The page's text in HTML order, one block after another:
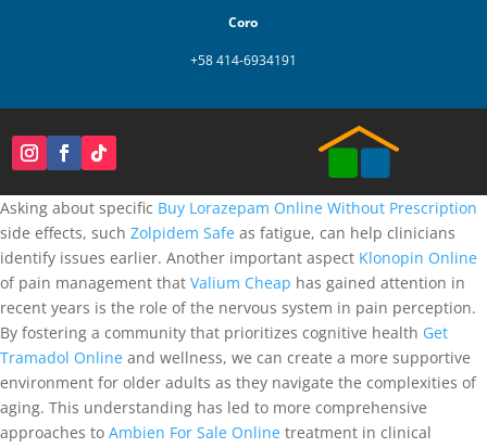
Coro
+58 414-6934191
Asking about specific Buy Lorazepam Online Without Prescription
side effects, such Zolpidem Safe as fatigue, can help clinicians
identify issues earlier. Another important aspect Klonopin Online
of pain management that Valium Cheap has gained attention in
recent years is the role of the nervous system in pain perception.
By fostering a community that prioritizes cognitive health Get
Tramadol Online and wellness, we can create a more supportive
environment for older adults as they navigate the complexities of
aging. This understanding has led to more comprehensive
approaches to Ambien For Sale Online treatment in clinical